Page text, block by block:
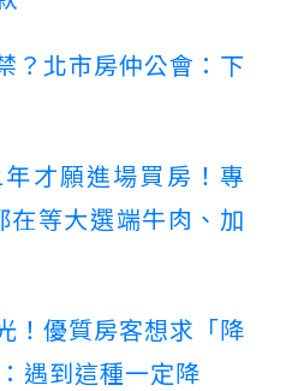
？北市房仲公會：下
才願進場買房！專
在等大選端牛肉、加
！優質房客想求「降
遇到這種一定降